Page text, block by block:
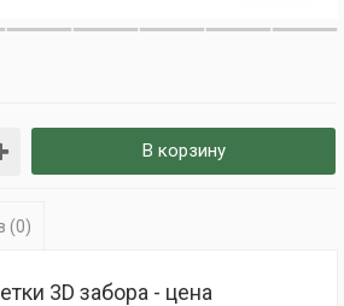
В корзину
(0)
3D забора - цена